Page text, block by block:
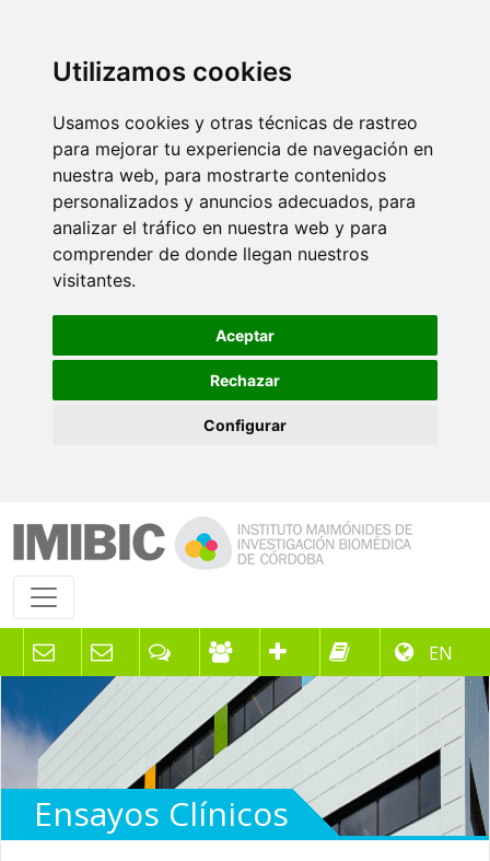
Utilizamos cookies
Usamos cookies y otras técnicas de rastreo
para mejorar tu experiencia de navegación en
nuestra web, para mostrarte contenidos
personalizados y anuncios adecuados, para
analizar el tráfico en nuestra web y para
comprender de donde llegan nuestros
visitantes.
Aceptar
Rechazar
Configurar
EN
Ensayos Clínicos